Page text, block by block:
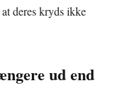
deres kryds ikke
ud end